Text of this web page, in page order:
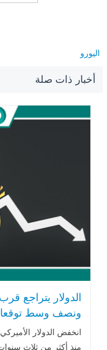
اليورو
أخبار ذات صلة
ونصف وسط
انخفض الدولار
منذ أكثر من ثلاث